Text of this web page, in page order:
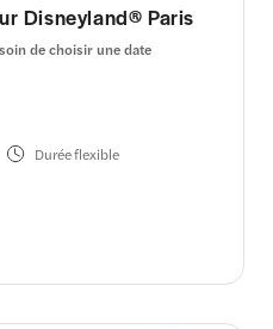
Disneyland® Paris
de choisir une date
Durée flexible